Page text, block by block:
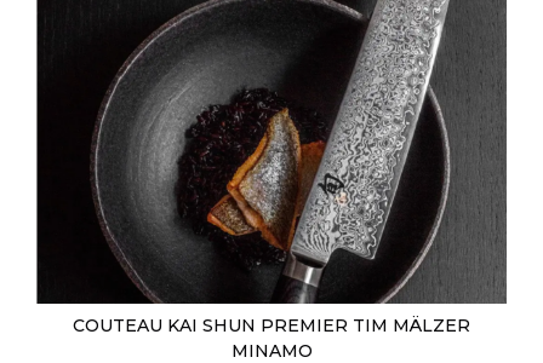
COUTEAU KAI SHUN PREMIER TIM MÄLZER
MINAMO